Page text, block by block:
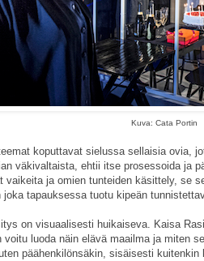
Kuva: Cata Portin
koputtavat sielussa sellaisia ovia,
väkivaltaista, ehtii itse prosessoida ja
vaikeita ja omien tunteiden käsittely, se
joka tapauksessa tuotu kipeän
on visuaalisesti huikaiseva. Kaisa
voitu luoda näin elävä maailma ja miten
päähenkilönsäkin, sisäisesti kuitenkin